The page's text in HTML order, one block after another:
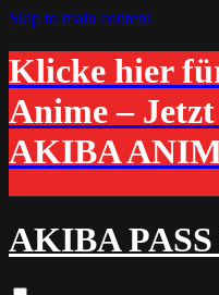
Skip to main content
Klicke hier
Anime –
AKIBA
AKIBA